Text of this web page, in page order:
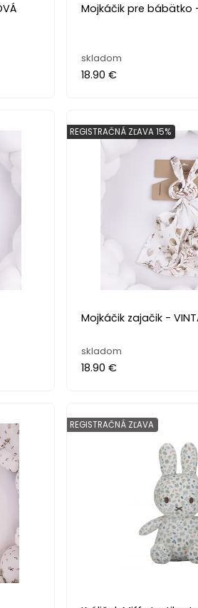
Mojkáčik pre bábätko
skladom
18.90 €
Mojkáčik zajačik -
REGISTRAČNÁ ZĽAVA 15%
skladom
18.90 €
REGISTRAČNÁ ZĽAVA